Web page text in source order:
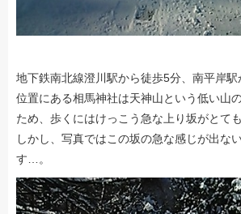
地下鉄南北線澄川駅から徒歩5分、南平岸
位置にある相馬神社は天神山という低い山
ため、歩くにはけっこう急な上り坂がとて
しかし、写真ではこの坂の急な感じが出な
す…。